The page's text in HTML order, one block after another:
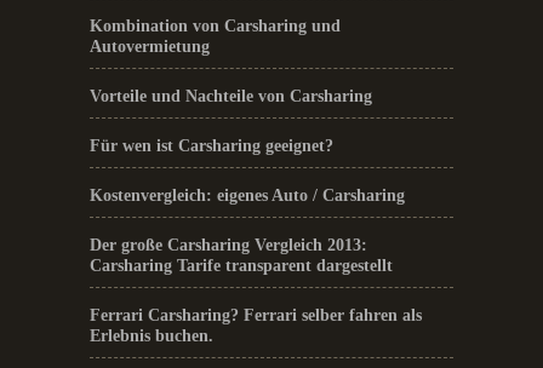
Kombination von Carsharing und
Autovermietung
Vorteile und Nachteile von Carsharing
Für wen ist Carsharing geeignet?
Kostenvergleich: eigenes Auto / Carsharing
Der große Carsharing Vergleich 2013:
Carsharing Tarife transparent dargestellt
Ferrari Carsharing? Ferrari selber fahren als
Erlebnis buchen.